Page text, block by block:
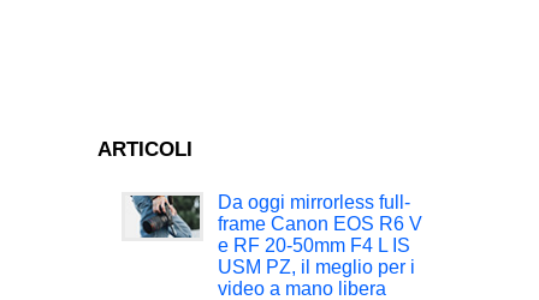
ARTICOLI
Da oggi mirrorless full-
frame Canon EOS R6 V
e RF 20-50mm F4 L IS
USM PZ, il meglio per i
video a mano libera